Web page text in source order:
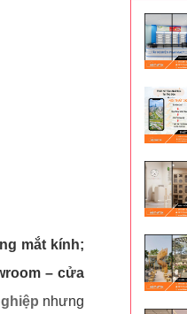
mắt kính;
– cửa
nhưng